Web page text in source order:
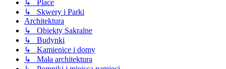
↳ Place
↳ Skwery i Parki
Architektura
↳ Obiekty Sakralne
↳ Budynki
↳ Kamienice i domy
↳ Mała architektura